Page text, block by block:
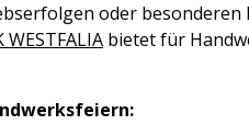
oder
WESTFALIA bietet für